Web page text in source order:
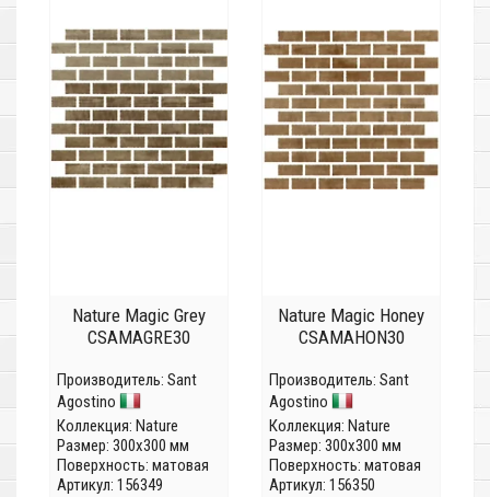
Nature Magic Grey
CSAMAGRE30
Производитель: Sant
Agostino
Коллекция: Nature
Размер: 300x300 мм
Поверхность: матовая
Артикул: 156349
Nature Magic Honey
CSAMAHON30
Производитель: Sant
Agostino
Коллекция: Nature
Размер: 300x300 мм
Поверхность: матовая
Артикул: 156350